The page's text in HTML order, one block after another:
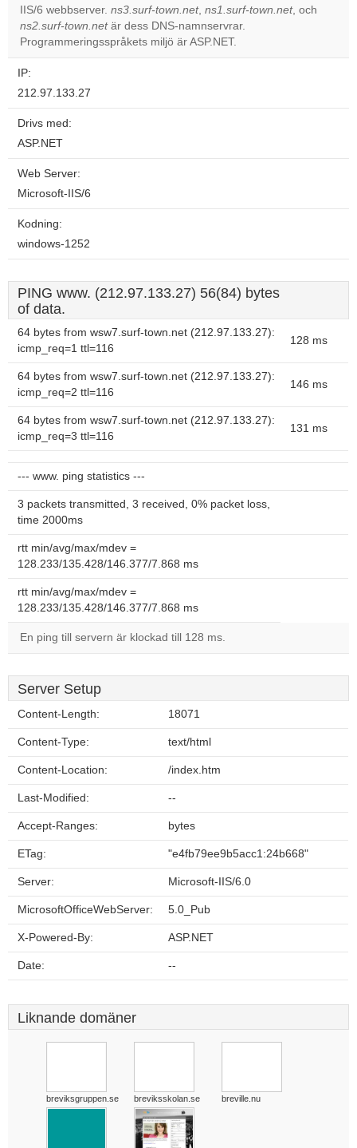
Do you
own this
website?
IIS/6 webbserver. ns3.surf-town.net, ns1.surf-town.net, och
ns2.surf-town.netär dess DNS-namnservrar.
Programmeringsspråkets miljö är ASP.NET.
IP:
212.97.133.27
Drivs med:
ASP.NET
Web Server:
Microsoft-IIS/6
Kodning:
windows-1252
PING www. (212.97.133.27) 56(84) bytes
of data.
64 bytes from wsw7.surf-town.net (212.97.133.27):
icmp_req=1 ttl=116
128 ms
64 bytes from wsw7.surf-town.net (212.97.133.27):
icmp_req=2 ttl=116
146 ms
64 bytes from wsw7.surf-town.net (212.97.133.27):
icmp_req=3 ttl=116
131 ms
--- www. ping statistics ---
3 packets transmitted, 3 received, 0% packet loss,
time 2000ms
rtt min/avg/max/mdev =
128.233/135.428/146.377/7.868 ms
rtt min/avg/max/mdev =
128.233/135.428/146.377/7.868 ms
En ping till servern är klockad till 128 ms.
Server Setup
Content-Length: 18071
Content-Type: text/html
Content-Location: /index.htm
Last-Modified: --
Accept-Ranges: bytes
ETag: "e4fb79ee9b5acc1:24b668"
Server: Microsoft-IIS/6.0
MicrosoftOfficeWebServer: 5.0_Pub
X-Powered-By: ASP.NET
Date: --
Liknande domäner
breviksgruppen.se breviksskolan.se breville.nu